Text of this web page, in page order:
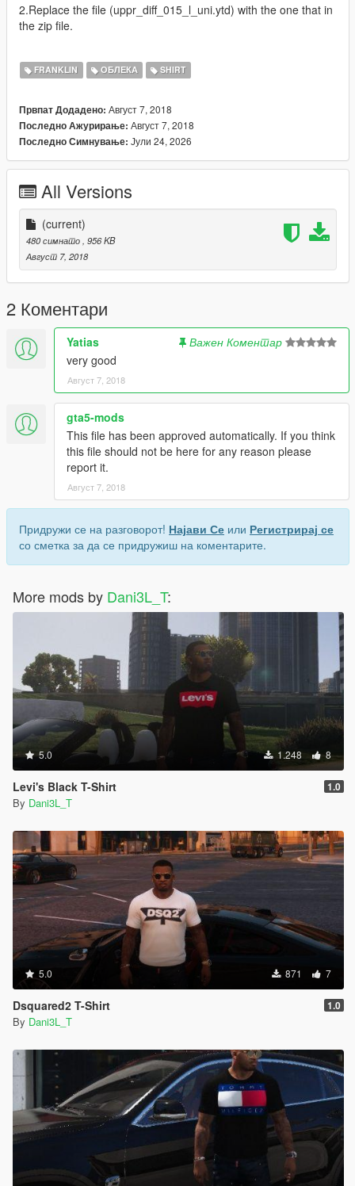
2.Replace the file (uppr_diff_015_l_uni.ytd) with the one that in
the zip file.
FRANKLIN ОБЛЕКА SHIRT
Првпат Додадено: Август 7, 2018
Последно Ажурирање: Август 7, 2018
Последно Симнување: Јули 24, 2026
All Versions
(current)
480 симнато , 956 KB
Август 7, 2018
2 Коментари
Yatias
Важен Коментар
very good
Август 7, 2018
gta5-mods
This file has been approved automatically. If you think
this file should not be here for any reason please
report it.
Август 7, 2018
Придружи се на разговорот! Најави Се или Регистрирај се
со сметка за да се придружиш на коментарите.
More mods by Dani3L_T:
5.0 1.248 8
Levi's Black T-Shirt 1.0
By Dani3L_T
5.0 871 7
Dsquared2 T-Shirt 1.0
By Dani3L_T